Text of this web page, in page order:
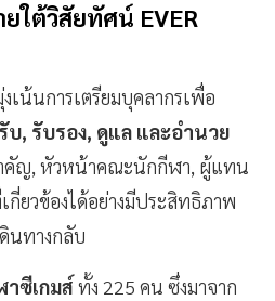
ใต้วิสัยทัศน์ EVER
เน้นการเตรียมบุคลากรเพื่อ
บ, รับรอง, ดูแล และอำนวย
คัญ, หัวหน้าคณะนักกีฬา, ผู้แทน
ยวข้องได้อย่างมีประสิทธิภาพ
นทางกลับ
ซีเกมส์ ทั้ง 225 คน ซึ่งมาจาก